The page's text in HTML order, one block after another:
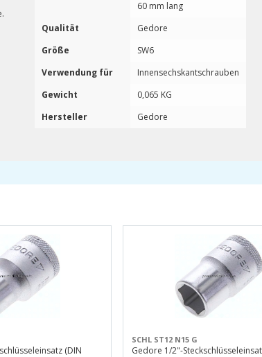
60 mm lang
Qualität
Gedore
Größe
SW6
Verwendung für
Innensechskantschrauben
Gewicht
0,065 KG
Hersteller
Gedore
(DIN
SCHL ST12 N15 G
Gedore 1/2"-